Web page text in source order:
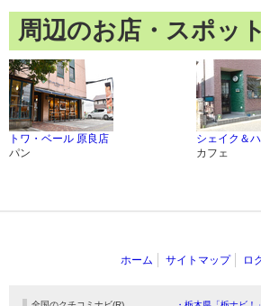
周辺のお店・スポット
トワ・ベール 原良店
パン
シェイク＆
カフェ
ホーム サイトマップ ロ